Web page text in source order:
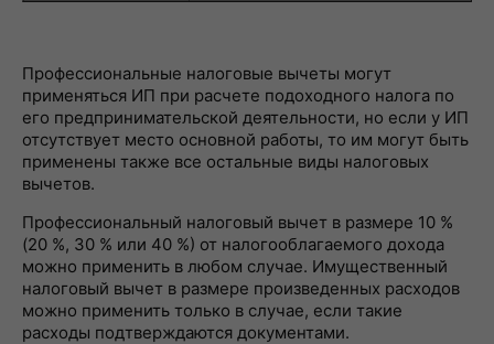
Профессиональные налоговые вычеты могут
применяться ИП при расчете подоходного налога по
его предпринимательской деятельности, но если у ИП
отсутствует место основной работы, то им могут быть
применены также все остальные виды налоговых
вычетов.
Профессиональный налоговый вычет в размере 10 %
(20 %, 30 % или 40 %) от налогооблагаемого дохода
можно применить в любом случае. Имущественный
налоговый вычет в размере произведенных расходов
можно применить только в случае, если такие
расходы подтверждаются документами.